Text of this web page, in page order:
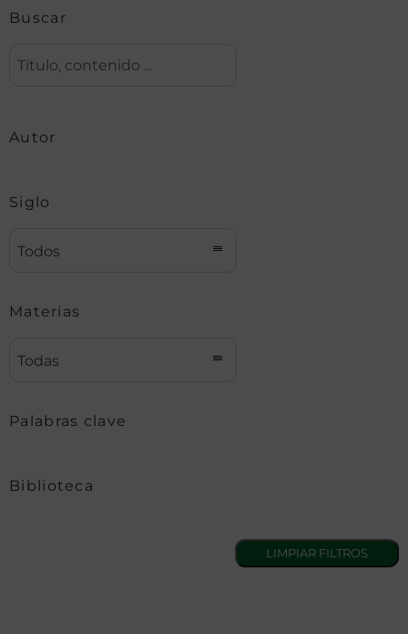
Buscar
Autor
Siglo
Todos
Materias
Todas
Palabras clave
Biblioteca